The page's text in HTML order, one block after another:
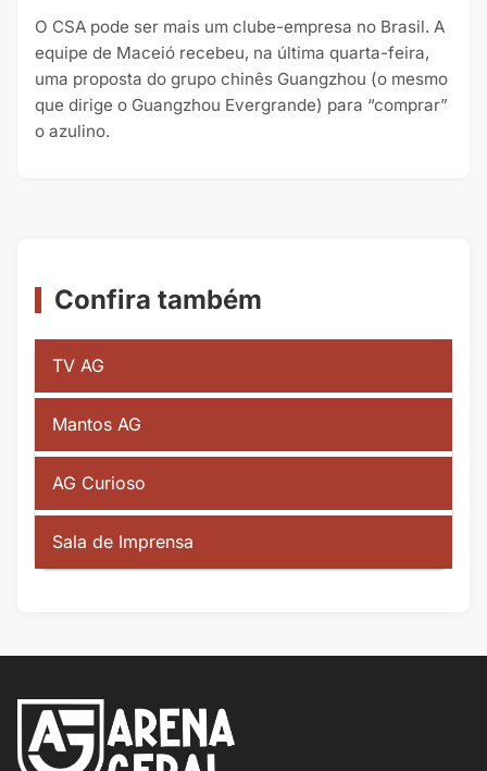
O CSA pode ser mais um clube-empresa no Brasil. A
equipe de Maceió recebeu, na última quarta-feira,
uma proposta do grupo chinês Guangzhou (o mesmo
que dirige o Guangzhou Evergrande) para “comprar”
o azulino.
Confira também
TV AG
Mantos AG
AG Curioso
Sala de Imprensa